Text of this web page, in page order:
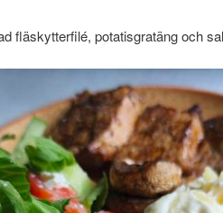
fläskytterfilé, potatisgratäng och